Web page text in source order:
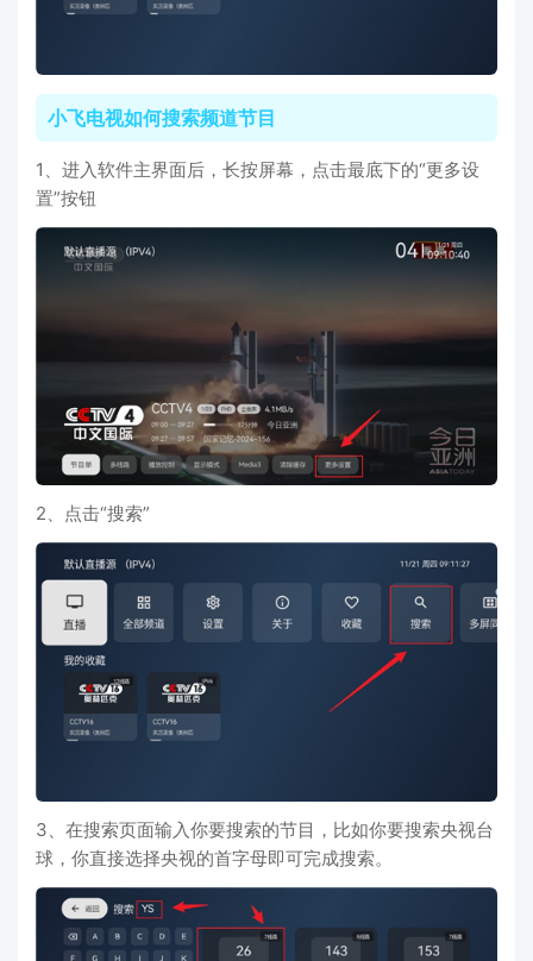
小飞电视如何搜索频道节目
1、进入软件主界面后，长按屏幕，点击最底下的“更多设
置”按钮
2、点击“搜索”
3、在搜索页面输入你要搜索的节目，比如你要搜索央视台
球，你直接选择央视的首字母即可完成搜索。